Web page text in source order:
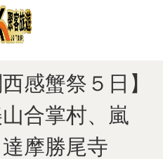
阪
感蟹祭５日】
合掌村、嵐
摩勝尾寺